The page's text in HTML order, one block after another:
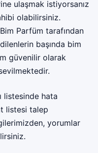
ulaşmak istiyorsanız
olabilirsiniz.
Parfüm tarafından
başında bim
güvenilir olarak
listesinde hata
listesi talep
yorumlar